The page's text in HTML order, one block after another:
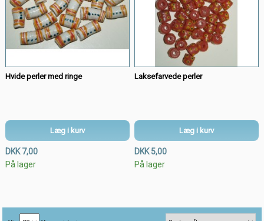
Hvide perler med ringe
Læg i kurv
DKK 7,00
På lager
Laksefarvede perler
Læg i kurv
DKK 5,00
På lager